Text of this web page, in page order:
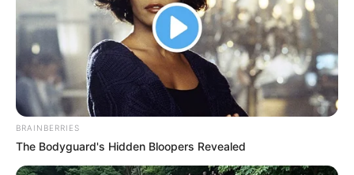
BRAINBERRIES
The Bodyguard's Hidden Bloopers Revealed